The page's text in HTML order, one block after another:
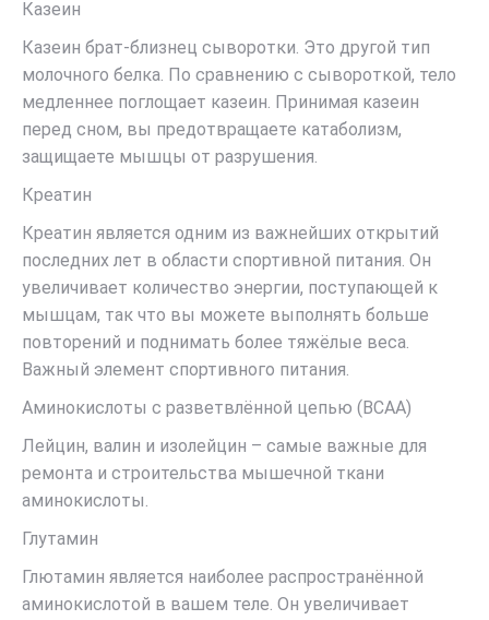
Казеин
Казеин брат-близнец сыворотки. Это другой тип
молочного белка. По сравнению с сывороткой, тело
медленнее поглощает казеин. Принимая казеин
перед сном, вы предотвращаете катаболизм,
защищаете мышцы от разрушения.
Креатин
Креатин является одним из важнейших открытий
последних лет в области спортивной питания. Он
увеличивает количество энергии, поступающей к
мышцам, так что вы можете выполнять больше
повторений и поднимать более тяжёлые веса.
Важный элемент спортивного питания.
Аминокислоты с разветвлённой цепью (ВСАА)
Лейцин, валин и изолейцин – самые важные для
ремонта и строительства мышечной ткани
аминокислоты.
Глутамин
Глютамин является наиболее распространённой
аминокислотой в вашем теле. Он увеличивает